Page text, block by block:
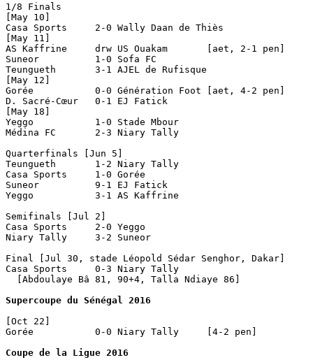
1/8 Finals
[May 10]
Casa Sports     2-0 Wally Daan de Thiès
[May 11]
AS Kaffrine     drw US Ouakam       [aet, 2-1 pen]
Suneor          1-0 Sofa FC
Teungueth       3-1 AJEL de Rufisque
[May 12]
Gorée           0-0 Génération Foot [aet, 4-2 pen]
D. Sacré-Cœur   0-1 EJ Fatick
[May 18]
Yeggo           1-0 Stade Mbour
Médina FC       2-3 Niary Tally
Quarterfinals [Jun 5]
Teungueth       1-2 Niary Tally
Casa Sports     1-0 Gorée
Suneor          9-1 EJ Fatick
Yeggo           3-1 AS Kaffrine
Semifinals [Jul 2]
Casa Sports     2-0 Yeggo
Niary Tally     3-2 Suneor
Final [Jul 30, stade Léopold Sédar Senghor, Dakar]
Casa Sports     0-3 Niary Tally
  [Abdoulaye Bâ 81, 90+4, Talla Ndiaye 86]
Supercoupe du Sénégal 2016
[Oct 22]
Gorée           0-0 Niary Tally     [4-2 pen]
Coupe de la Ligue 2016